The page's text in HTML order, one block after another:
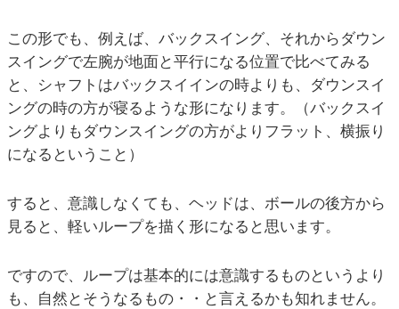
この形でも、例えば、バックスイング、それからダウン
スイングで左腕が地面と平行になる位置で比べてみる
と、シャフトはバックスイインの時よりも、ダウンスイ
ングの時の方が寝るような形になります。（バックスイ
ングよりもダウンスイングの方がよりフラット、横振り
になるということ）
すると、意識しなくても、ヘッドは、ボールの後方から
見ると、軽いループを描く形になると思います。
ですので、ループは基本的には意識するものというより
も、自然とそうなるもの・・と言えるかも知れません。